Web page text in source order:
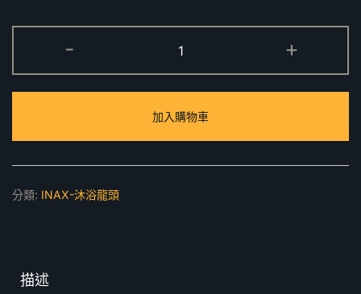
-
71S
淋
花
灑
數
+
加入購物車
分類: INAX-沐浴龍頭
描述